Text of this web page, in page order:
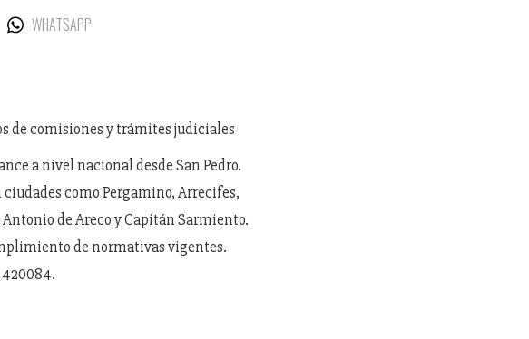
WHATSAPP
de comisiones y trámites judiciales
a nivel nacional desde San Pedro.
como Pergamino, Arrecifes,
Antonio de Areco y Capitán Sarmiento.
de normativas vigentes.
420084.